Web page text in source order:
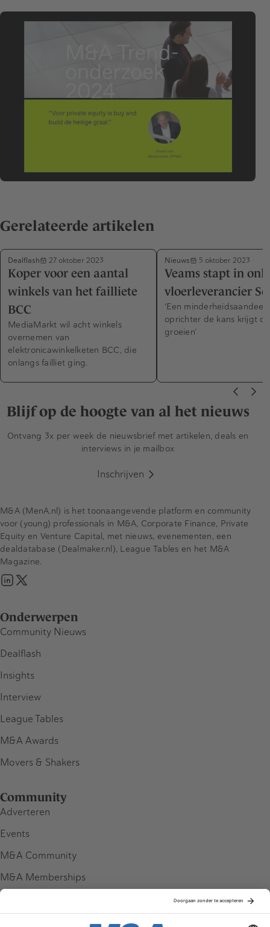
Gerelateerde artikelen
Dealflash 27 oktober 2023
Koper voor een aantal
winkels van het failliete
BCC
MediaMarkt wil acht winkels
overnemen van
elektronicawinkelketen BCC, die
onlangs failliet ging.
Nieuws 5 oktober 2023
Veams stapt in
vloerleverancier
‘Een
oprichter de kans krijgt
groeien’
Blijf op de hoogte van al het nieuws
Ontvang 3x per week de nieuwsbrief met artikelen, deals en
interviews in je mailbox
Inschrijven
Onderwerpen
Community Nieuws
Dealflash
Insights
Interview
League Tables
M&A Awards
Movers & Shakers
Community
Adverteren
Events
M&A Community
M&A Memberships
M&A (MenA.nl) is het toonaangevende platform en community
voor (young) professionals in M&A, Corporate Finance, Private
Equity en Venture Capital, met nieuws, evenementen, een
dealdatabase (Dealmaker.nl), League Tables en het M&A
Magazine.